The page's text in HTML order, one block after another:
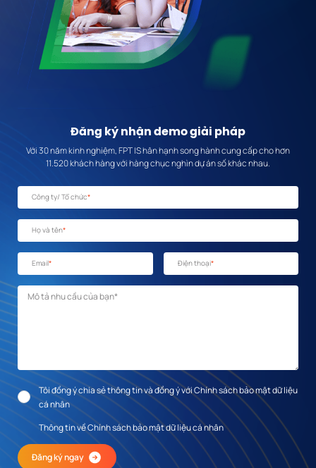
Đăng ký nhận demo giải pháp
Với 30 năm kinh nghiệm, FPT IS hân hạnh song hành cung cấp cho hơn
11.520 khách hàng với hàng chục nghìn dự án số khác nhau.
Công ty/ Tổ chức*
Họ và tên*
Email* Điện thoại*
Mô tả nhu cầu *
Tôi đồng ý chia sẻ thông tin và đồng ý với Chính sách bảo mật dữ liệu
cá nhân
Thông tin về Chính sách bảo mật dữ liệu cá nhân
Đăng ký ngay